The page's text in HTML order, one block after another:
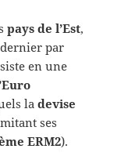
pays de l’Est,
par
en une
ladevise
ses
ERM2).